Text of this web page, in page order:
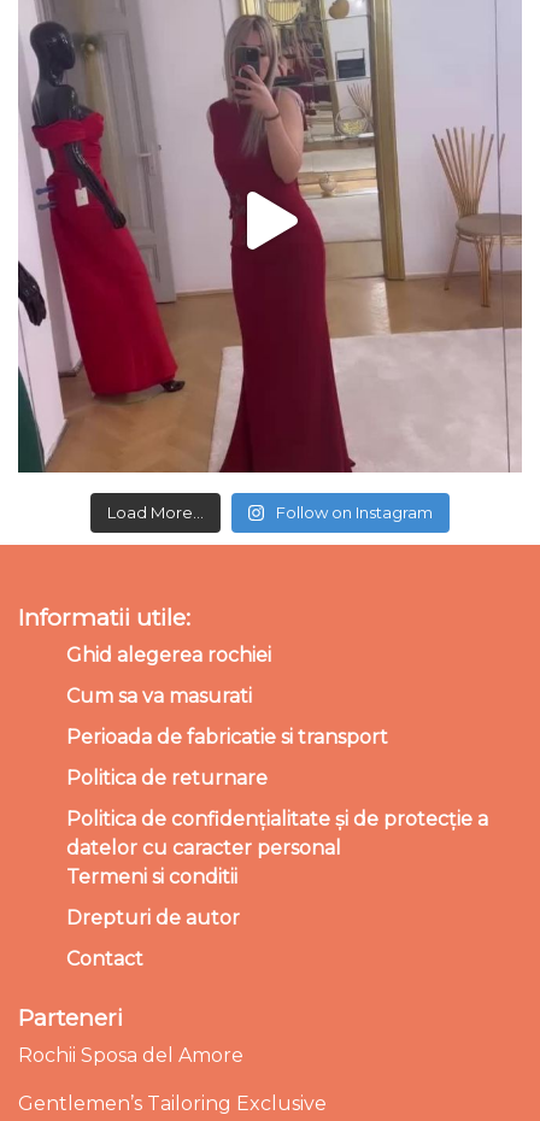
Load More... Follow on Instagram
Informatii utile:
Ghid alegerea rochiei
Cum sa va masurati
Perioada de fabricatie si transport
Politica de returnare
Politica de confidențialitate și de protecție a
datelor cu caracter personal
Termeni si conditii
Drepturi de autor
Contact
Parteneri
Rochii Sposa del Amore
Gentlemen’s Tailoring Exclusive